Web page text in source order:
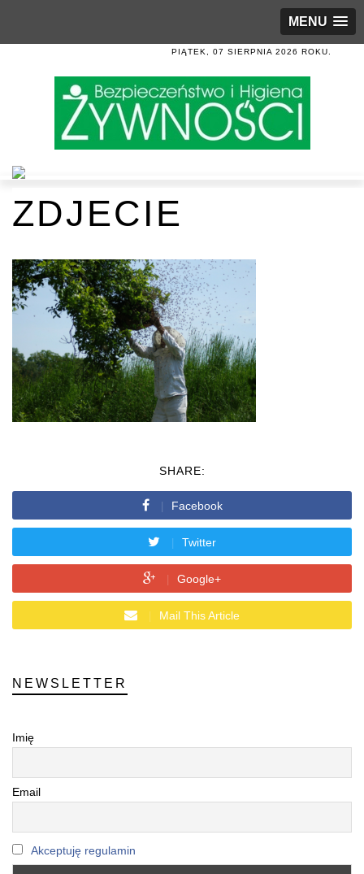
MENU
PIĄTEK, 07 SIERPNIA 2026 ROKU.
ZDJECIE
SHARE:
Facebook
Twitter
Google+
Mail This Article
NEWSLETTER
Imię
Email
Akceptuję regulamin